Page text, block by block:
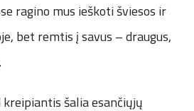
ragino mus ieškoti šviesos ir
bet remtis į savus – draugus,
kreipiantis šalia esančiųjų